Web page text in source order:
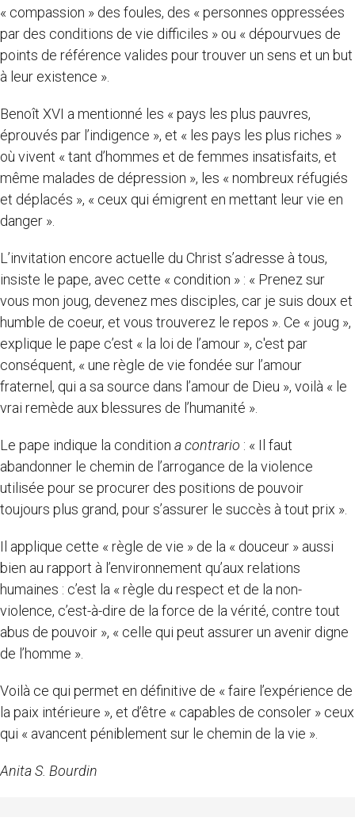
« compassion » des foules, des « personnes oppressées
par des conditions de vie difficiles » ou « dépourvues de
points de référence valides pour trouver un sens et un but
à leur existence ».
Benoît XVI a mentionné les « pays les plus pauvres,
éprouvés par l’indigence », et « les pays les plus riches »
où vivent « tant d’hommes et de femmes insatisfaits, et
même malades de dépression », les « nombreux réfugiés
et déplacés », « ceux qui émigrent en mettant leur vie en
danger ».
L’invitation encore actuelle du Christ s’adresse à tous,
insiste le pape, avec cette « condition » : « Prenez sur
vous mon joug, devenez mes disciples, car je suis doux et
humble de coeur, et vous trouverez le repos ». Ce « joug »,
explique le pape c’est « la loi de l’amour », c'est par
conséquent, « une règle de vie fondée sur l’amour
fraternel, qui a sa source dans l’amour de Dieu », voilà « le
vrai remède aux blessures de l’humanité ».
Le pape indique la condition a contrario : « Il faut
abandonner le chemin de l’arrogance de la violence
utilisée pour se procurer des positions de pouvoir
toujours plus grand, pour s’assurer le succès à tout prix ».
Il applique cette « règle de vie » de la « douceur » aussi
bien au rapport à l’environnement qu’aux relations
humaines : c’est la « règle du respect et de la non-
violence, c’est-à-dire de la force de la vérité, contre tout
abus de pouvoir », « celle qui peut assurer un avenir digne
de l’homme ».
Voilà ce qui permet en définitive de « faire l’expérience de
la paix intérieure », et d’être « capables de consoler » ceux
qui « avancent péniblement sur le chemin de la vie ».
Anita S. Bourdin